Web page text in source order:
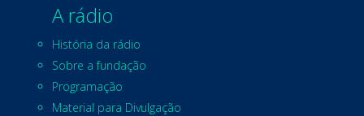
A rádio
História da rádio
Sobre a fundação
Programação
Material para Divulgação